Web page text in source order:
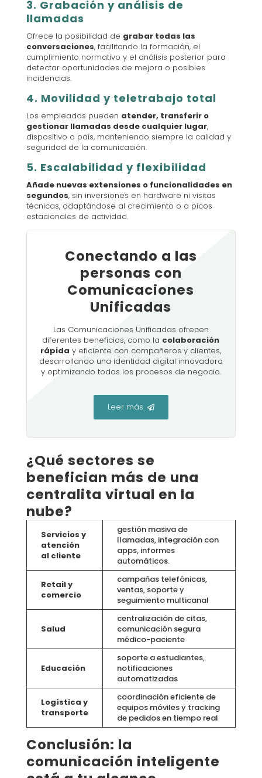
3. Grabación y análisis de
llamadas
Ofrece la posibilidad de grabar todas las
conversaciones, facilitando la formación, el
cumplimiento normativo y el análisis posterior para
detectar oportunidades de mejora o posibles
incidencias.
4. Movilidad y teletrabajo total
Los empleados pueden atender, transferir o
gestionar llamadas desde cualquier lugar,
dispositivo o país, manteniendo siempre la calidad y
seguridad de la comunicación.
5. Escalabilidad y flexibilidad
Añade nuevas extensiones o funcionalidades en
segundos, sin inversiones en hardware ni visitas
técnicas, adaptándose al crecimiento o a picos
estacionales de actividad.
Conectando a las
personas con
Comunicaciones
Unificadas
Las Comunicaciones Unificadas ofrecen
diferentes beneficios, como la colaboración
rápida y eficiente con compañeros y clientes,
desarrollando una identidad digital innovadora
y optimizando todos los procesos de negocio.
Leer más
¿Qué sectores se
benefician más de una
centralita virtual en la
nube?
Servicios y
atención
al cliente
gestión masiva de
llamadas, integración con
apps, informes
automáticos.
Retail y
comercio
campañas telefónicas,
ventas, soporte y
seguimiento multicanal
Salud
centralización de citas,
comunicación segura
médico-paciente
Educación
soporte a estudiantes,
notificaciones
automatizadas
Logística y
transporte
coordinación eficiente de
equipos móviles y tracking
de pedidos en tiempo real
Conclusión: la
comunicación inteligente